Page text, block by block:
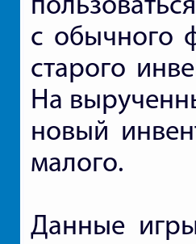
с обычного
старого
На
новый
малого.
Данные